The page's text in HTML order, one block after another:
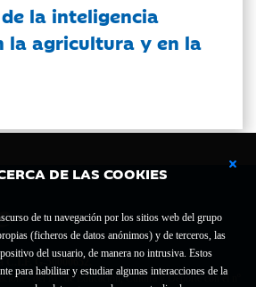
DE LAS COOKIES
de tu navegación por los sitios web del grupo
(ficheros de datos anónimos) y de terceros, las
del usuario, de manera no intrusiva. Estos
para habilitar y estudiar algunas interacciones de la
la inteligencia
la agricultura y en la
G-50000652.
del Mº de Educación, Cultura y Deporte con el nº